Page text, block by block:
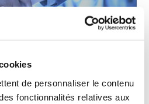
de personnaliser le contenu
fonctionnalités relatives aux